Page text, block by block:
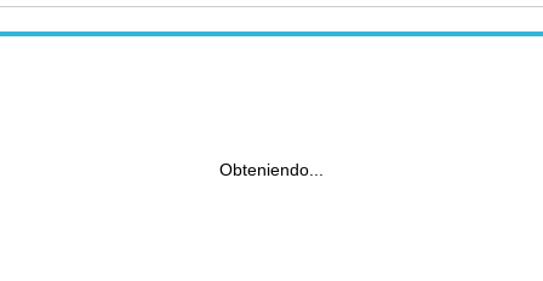
Obteniendo...